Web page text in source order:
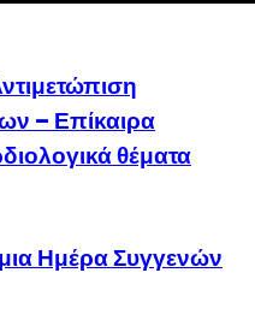
– Επίκαιρα
θέματα
Ημέρα Συγγενών